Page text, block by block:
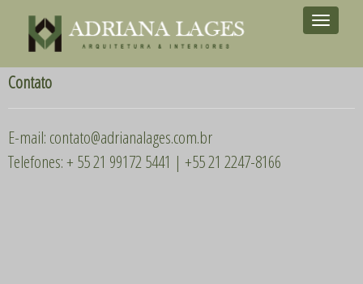
Toggle
navigation
Contato
E-mail: contato@adrianalages.com.br
Telefones: + 55 21 99172 5441 | +55 21 2247-8166